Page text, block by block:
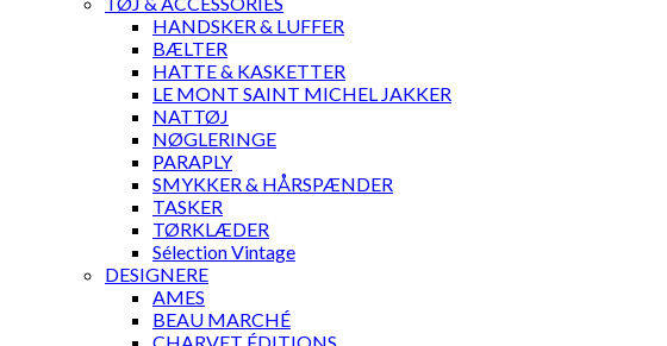
HANDSKER & LUFFER
BÆLTER
HATTE & KASKETTER
LE MONT SAINT MICHEL JAKKER
NATTØJ
NØGLERINGE
PARAPLY
SMYKKER & HÅRSPÆNDER
TASKER
TØRKLÆDER
Sélection Vintage
DESIGNERE
AMES
BEAU MARCHÉ